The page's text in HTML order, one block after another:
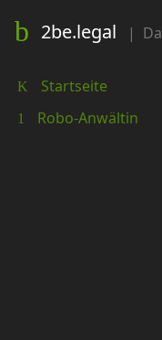
2be.legal |
K Startseite
1 Robo-Anwältin